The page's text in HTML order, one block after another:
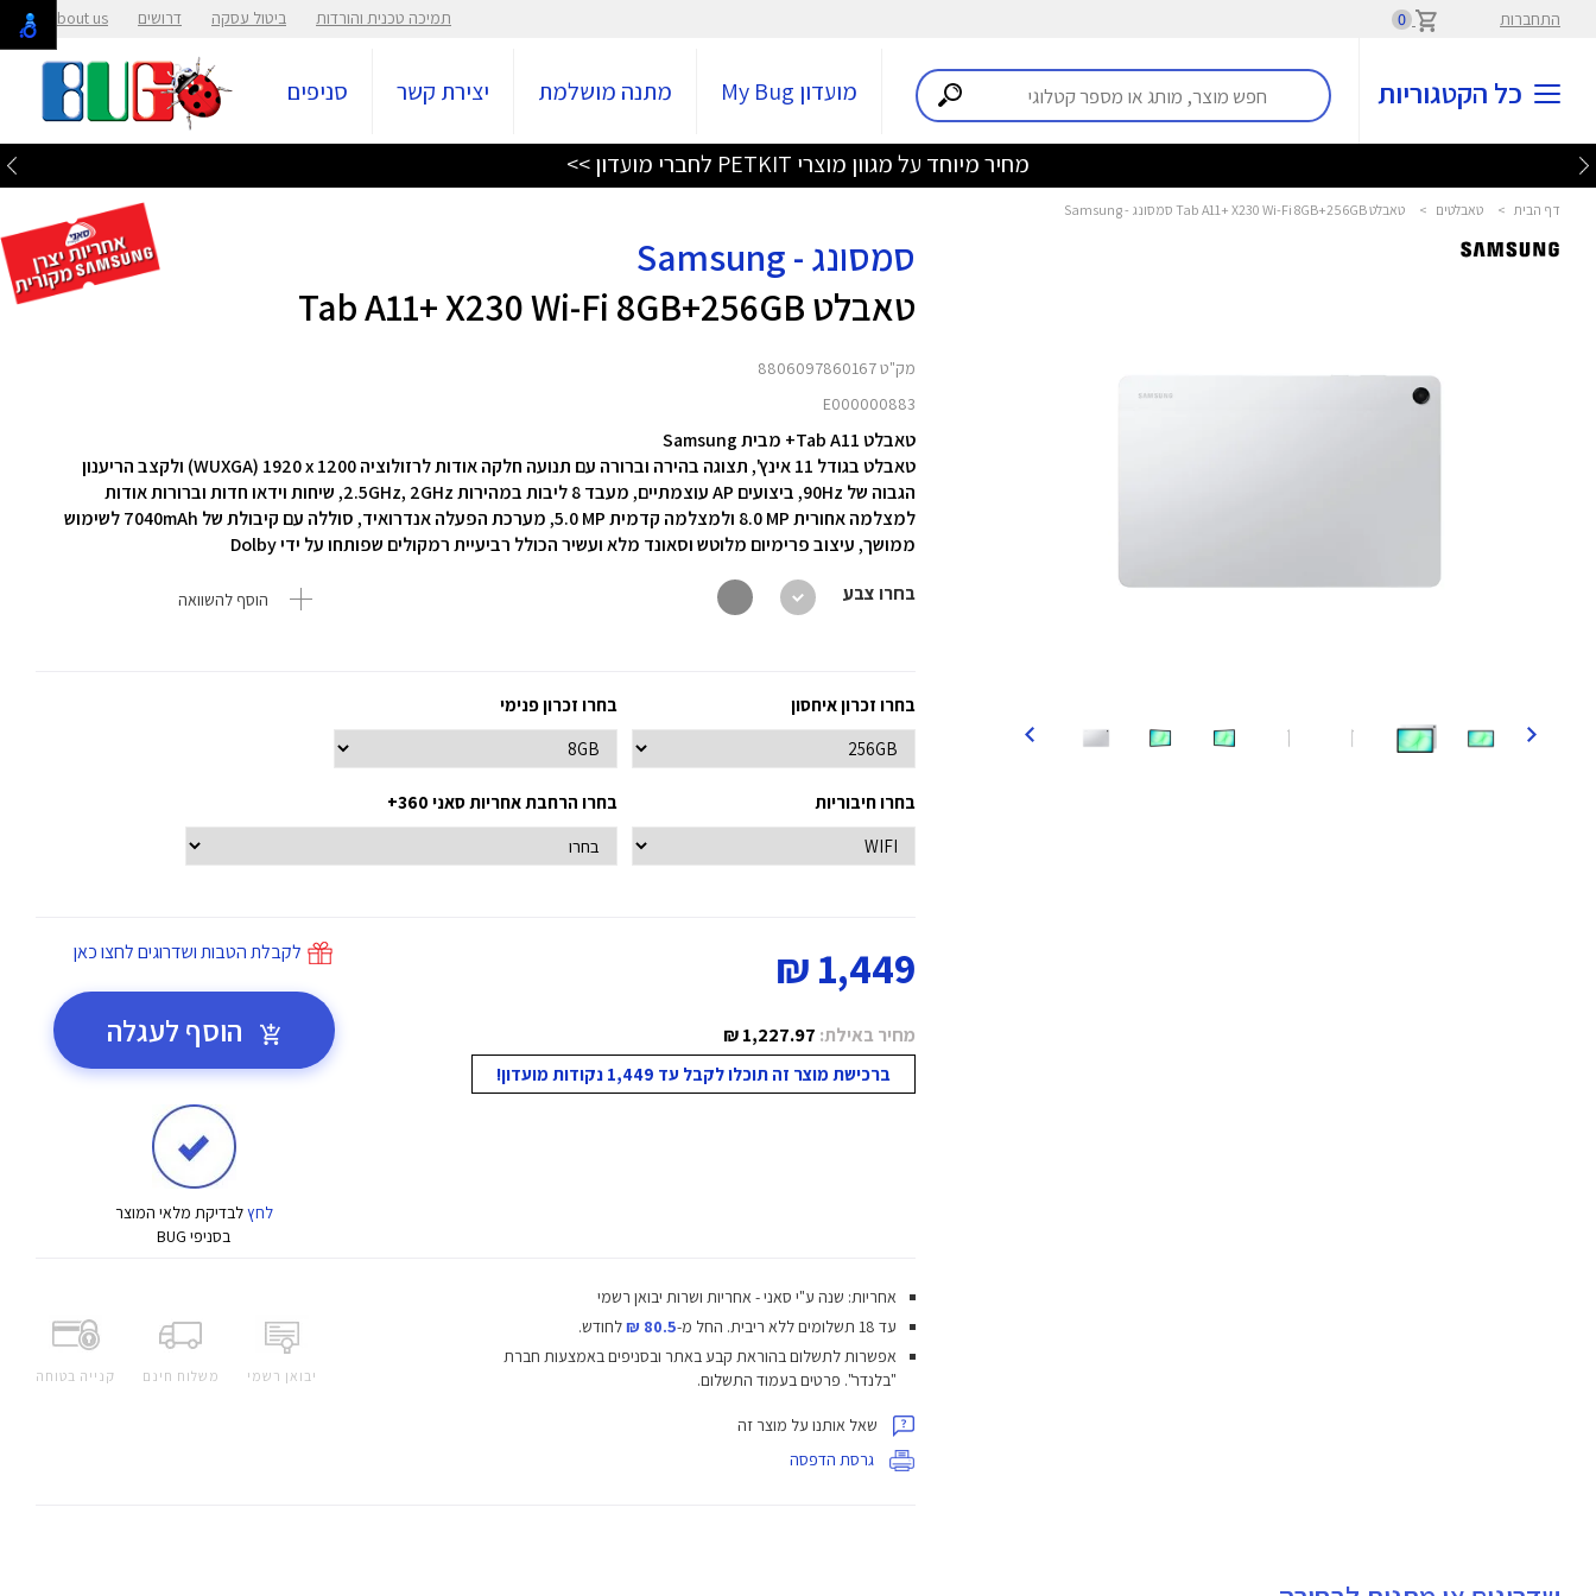
התחברות 0 תמיכה טכנית והורדות ביטול עסקה דרושים About us
כל הקטגוריות מועדון My Bug מתנה מושלמת יצירת קשר סניפים
מחיר מיוחד על מגוון מוצרי PETKIT לחברי מועדון >>
דף הבית > טאבלטים > טאבלט Tab A11+ X230 Wi-Fi 8GB+256GB סמסונג - Samsung
סמסונג - Samsung
טאבלט Tab A11+ X230 Wi-Fi 8GB+256GB
מק"ט 8806097860167
E000000883
טאבלט Tab A11+ מבית Samsung
טאבלט בגודל 11 אינץ', תצוגה בהירה וברורה עם תנועה חלקה אודות לרזולוציה
WUXGA) 1920 x 1200‎) ולקצב הריענון
הגבוה של 90Hz, ביצועים AP עוצמתיים, מעבד 8 ליבות במהירות 2.5GHz, 2GHz, שיחות וידאו חדות וברורות אודות
למצלמה אחורית ‎8.0 MP ולמצלמה קדמית ‎5.0 MP‎, מערכת הפעלה אנדרואיד, סוללה עם קיבולת של 7040mAh לשימוש
ממושך, עיצוב פרימיום מלוטש וסאונד מלא ועשיר הכולל רביעיית רמקולים שפותחו על ידי Dolby
בחרו צבע
הוסף להשוואה
בחרו זכרון איחסון בחרו זכרון פנימי
בחרו חיבוריות בחרו הרחבת אחריות סאני 360+
1,449 ₪
מחיר באילת: 1,227.97 ₪
ברכישת מוצר זה תוכלו לקבל עד 1,449 נקודות מועדון!
לקבלת הטבות ושדרוגים לחצו כאן
הוסף לעגלה
לחץלבדיקת מלאי המוצר
בסניפי BUG
יבואן רשמי משלוח חינם קנייה בטוחה
אחריות: שנה ע"י סאני - אחריות ושרות יבואן רשמי
עד 18 תשלומים ללא ריבית.
החל מ-80.5 ₪
לחודש.
אפשרות לתשלום בהוראת קבע באתר ובסניפים באמצעות חברת
"בלנדר". פרטים בעמוד התשלום.
שאל אותנו על מוצר זה
גרסת הדפסה